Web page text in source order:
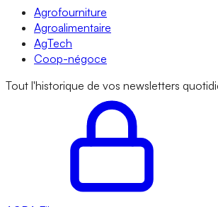
Agrofourniture
Agroalimentaire
AgTech
Coop-négoce
Tout l'historique de vos newsletters